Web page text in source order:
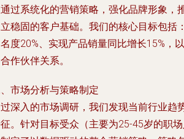
过系统化的营销策略，强化品牌形象，
稳固的客户基础。我们的核心目标包括
度20%、实现产品销量同比增长15%，
作伙伴关系。
市场分析与策略制定
深入的市场调研，我们发现当前行业趋
。针对目标受众（主要为25-45岁的职